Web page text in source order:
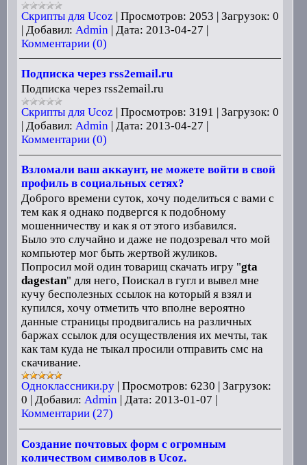
Скрипты для Ucoz | Просмотров: 2053 | Загрузок: 0
| Добавил: Admin | Дата: 2013-04-27 |
Комментарии (0)
Подписка через rss2email.ru
Подписка через rss2email.ru
Скрипты для Ucoz | Просмотров: 3191 | Загрузок: 0
| Добавил: Admin | Дата: 2013-04-27 |
Комментарии (0)
Взломали ваш аккаунт, не можете войти в свой
профиль в социальных сетях?
Доброго времени суток, хочу поделиться с вами с
тем как я однако подвергся к подобному
мошенничеству и как я от этого избавился.
Было это случайно и даже не подозревал что мой
компьютер мог быть жертвой жуликов.
Попросил мой один товарищ скачать игру "gta
dagestan" для него, Поискал в гугл и вывел мне
кучу бесполезных ссылок на который я взял и
купился, хочу отметить что вполне вероятно
данные страницы продвигались на различных
баржах ссылок для осуществления их мечты, так
как там куда не тыкал просили отправить смс на
скачивание.
Одноклассники.ру| Просмотров: 6230
Загрузок:
0
Добавил: Admin Дата: 2013-01-07
Комментарии (27)
Создание почтовых форм с огромным
количеством символов в Ucoz.